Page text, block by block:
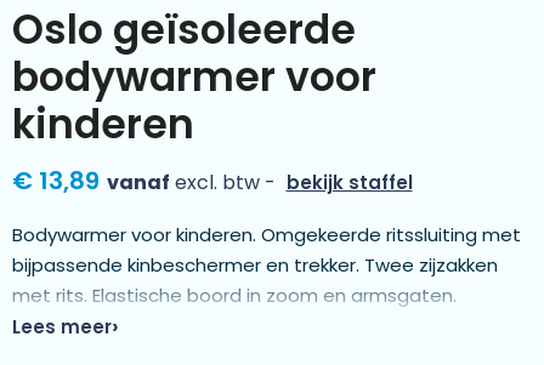
Oslo geïsoleerde
bodywarmer voor
kinderen
€ 13,89 vanaf excl. btw - bekijk staffel
Bodywarmer voor kinderen. Omgekeerde ritssluiting met
bijpassende kinbeschermer en trekker. Twee zijzakken
met rits. Elastische boord in zoom en armsgaten.
Contrasterende binnenvoering. Licht en opvouwbaar
Lees meer